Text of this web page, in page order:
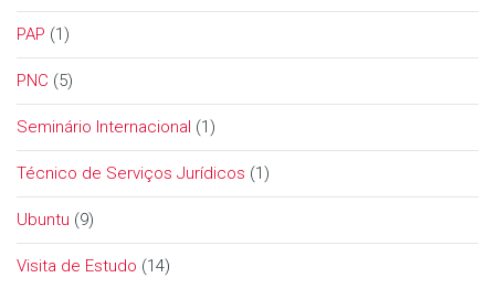
PAP (1)
PNC (5)
Seminário Internacional (1)
Técnico de Serviços Jurídicos (1)
Ubuntu (9)
Visita de Estudo (14)